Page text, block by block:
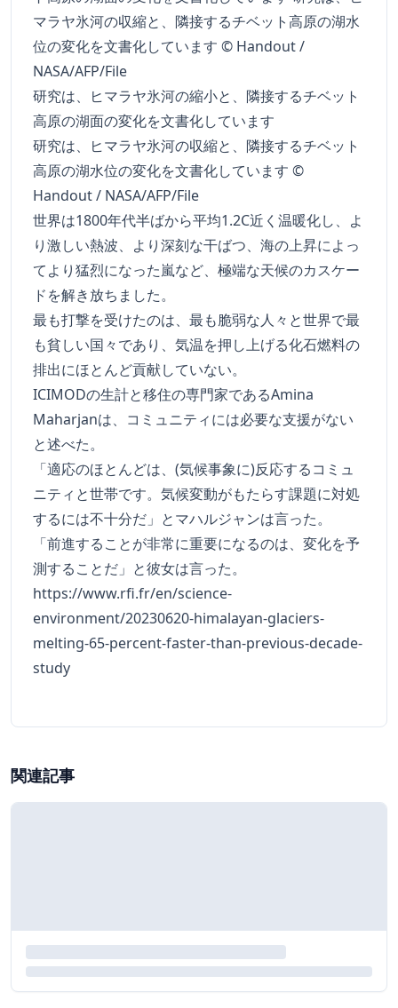
研究は、ヒマラヤ氷河の縮小と、隣接するチベット
高原の湖面の変化を文書化しています
研究は、ヒマラヤ氷河の収縮と、隣接するチベット
高原の湖水位の変化を文書化しています ©
Handout / NASA/AFP/File
世界は1800年代半ばから平均1.2C近く温暖化し、よ
り激しい熱波、より深刻な干ばつ、海の上昇によっ
てより猛烈になった嵐など、極端な天候のカスケー
ドを解き放ちました。
最も打撃を受けたのは、最も脆弱な人々と世界で最
も貧しい国々であり、気温を押し上げる化石燃料の
排出にほとんど貢献していない。
ICIMODの生計と移住の専門家であるAmina
Maharjanは、コミュニティには必要な支援がない
と述べた。
「適応のほとんどは、(気候事象に)反応するコミュ
ニティと世帯です。気候変動がもたらす課題に対処
するには不十分だ」とマハルジャンは言った。
「前進することが非常に重要になるのは、変化を予
測することだ」と彼女は言った。
https://www.rfi.fr/en/science-
environment/20230620-himalayan-glaciers-
melting-65-percent-faster-than-previous-decade-
study
関連記事